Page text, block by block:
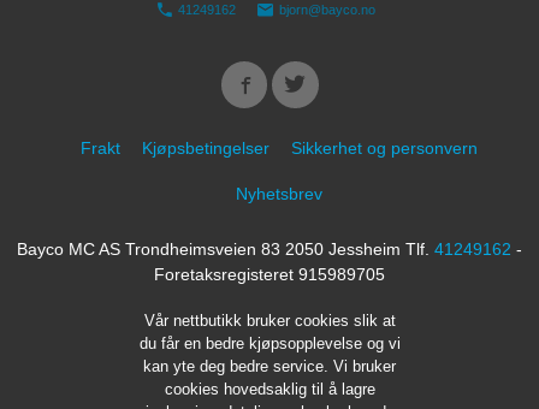
41249162 bjorn@bayco.no
Frakt Kjøpsbetingelser Sikkerhet og personvern
Nyhetsbrev
Bayco MC AS Trondheimsveien 83 2050 Jessheim Tlf. 41249162 -
Foretaksregisteret 915989705
Vår nettbutikk bruker cookies slik at
du får en bedre kjøpsopplevelse og vi
kan yte deg bedre service. Vi bruker
cookies hovedsaklig til å lagre